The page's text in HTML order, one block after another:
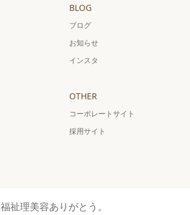
BLOG
ブログ
お知らせ
インスタ
OTHER
コーポレートサイト
採用サイト
福祉理美容ありがとう。